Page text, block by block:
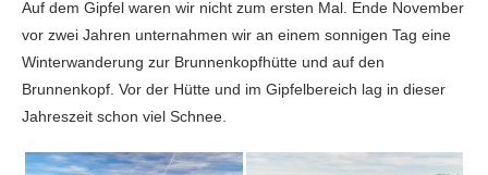
Auf dem Gipfel waren wir nicht zum ersten Mal. Ende November
vor zwei Jahren unternahmen wir an einem sonnigen Tag eine
Winterwanderung zur Brunnenkopfhütte und auf den
Brunnenkopf. Vor der Hütte und im Gipfelbereich lag in dieser
Jahreszeit schon viel Schnee.